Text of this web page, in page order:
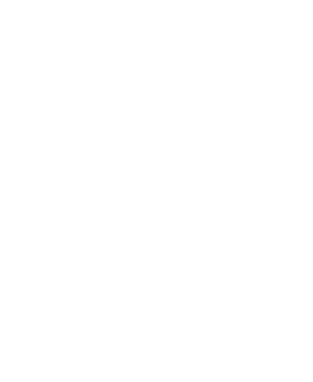
Arłamów, Augustów, Babice Stare,